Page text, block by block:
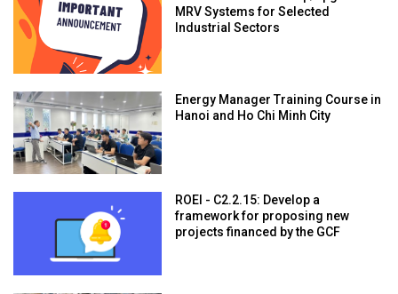
MRV Systems for Selected
Industrial Sectors
Energy Manager Training Course in
Hanoi and Ho Chi Minh City
ROEI - C2.2.15: Develop a
framework for proposing new
projects financed by the GCF